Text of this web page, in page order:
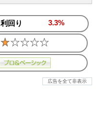
利回り 3.3%
広告を全て非表示